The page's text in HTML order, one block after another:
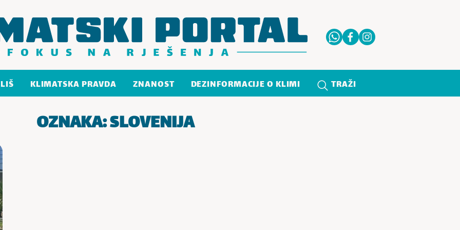
KLIMATSKA PRAVDA ZNANOST DEZINFORMACIJE O KLIMI TRAŽI
OZNAKA:SLOVENIJA